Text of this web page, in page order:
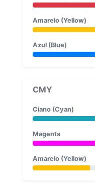
Amarelo (Yellow)
Azul (Blue)
CMY
Ciano (Cyan)
Magenta
Amarelo (Yellow)